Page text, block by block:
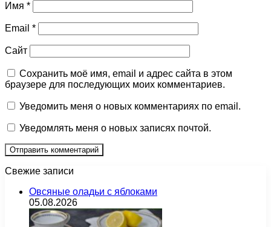
Имя *
Email *
Сайт
Сохранить моё имя, email и адрес сайта в этом
браузере для последующих моих комментариев.
Уведомить меня о новых комментариях по email.
Уведомлять меня о новых записях почтой.
Свежие записи
Овсяные оладьи с яблоками
05.08.2026